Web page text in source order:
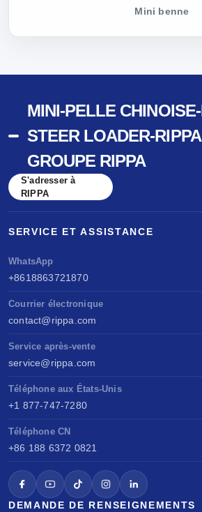
Mini benne
MINI-PELLE
STEER LOADER-
GROUPE RIPPA
S'adresser à
RIPPA
SERVICE ET ASSISTANCE
WhatsApp
+8618863721870
Courrier électronique
contact@rippa.com
Service après-vente
service@rippa.com
Téléphone aux États-Unis
+1 877-747-7280
Téléphone CN
+86 188 6372 0821
DEMANDE DE RENSEIGNEMENTS